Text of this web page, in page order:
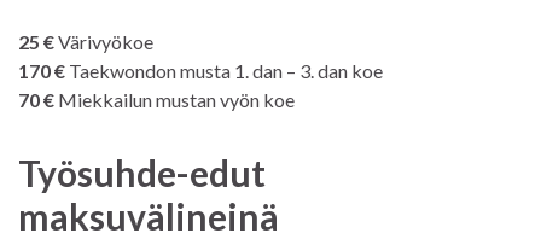
25 €Värivyökoe
170 € Taekwondon musta 1. dan – 3. dan koe
70 € Miekkailun mustan vyön koe
Työsuhde-edut
maksuvälineinä